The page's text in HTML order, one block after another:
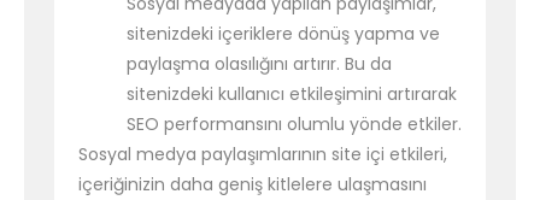
sitenizdeki içeriklere dönüş yapma ve
paylaşma olasılığını artırır. Bu da
sitenizdeki kullanıcı etkileşimini artırarak
SEO performansını olumlu yönde etkiler.
Sosyal medya paylaşımlarının site içi etkileri,
içeriğinizin daha geniş kitlelere ulaşmasını